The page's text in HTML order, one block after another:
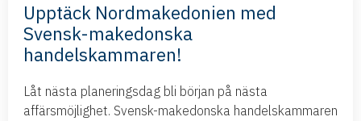
Upptäck Nordmakedonien med
Svensk-makedonska
handelskammaren!
Låt nästa planeringsdag bli början på nästa
affärsmöjlighet. Svensk-makedonska handelskammaren